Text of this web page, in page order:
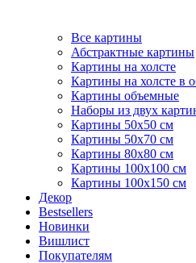
Все картины
Абстрактные картины
Картины на холсте
Картины на холсте в
Картины объемные
Наборы из двух
Картины 50х50 см
Картины 50х70 см
Картины 80х80 см
Картины 100х100 см
Картины 100х150 см
Декор
Bestsellers
Новинки
Вишлист
Покупателям